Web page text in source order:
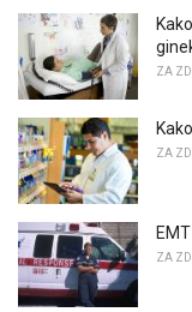
ZA
ZA
ZA